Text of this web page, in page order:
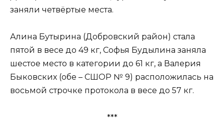
заняли четвёртые места.
Алина Бутырина (Добровский район) стала
пятой в весе до 49 кг, Софья Будылина заняла
шестое место в категории до 61 кг, а Валерия
Быковских (обе – СШОР № 9) расположилась на
восьмой строчке протокола в весе до 57 кг.
***